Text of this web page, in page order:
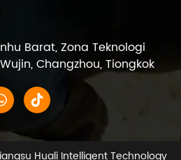
Barat, Zona Teknologi
Changzhou, Tiongkok
Huali Intelligent Technology